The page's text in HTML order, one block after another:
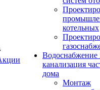
котельных
Водоснабжение
канализация
дома
Монтаж